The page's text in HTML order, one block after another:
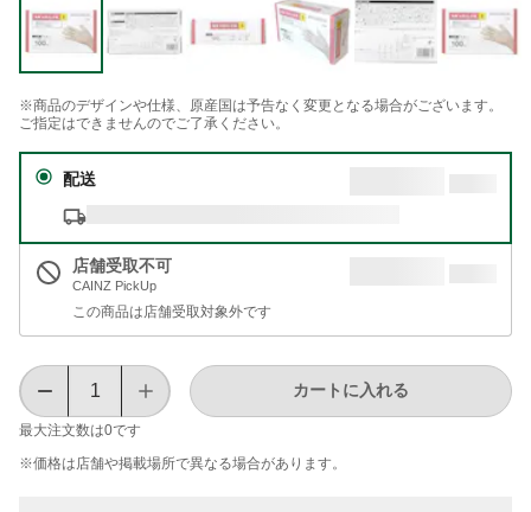
※商品のデザインや仕様、原産国は予告なく変更となる場合がございます。
ご指定はできませんのでご了承ください。
配送
店舗受取不可
CAINZ PickUp
この商品は店舗受取対象外です
最大注文数は0です
カートに入れる
※価格は​店舗や​掲載場所で​異なる​場合が​あります。